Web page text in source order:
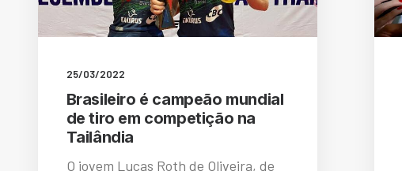
25/03/2022
Brasileiro é campeão mundial
de tiro em competição na
Tailândia
O jovem Lucas Roth de Oliveira, de